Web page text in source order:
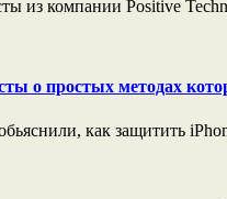
из компании Positive
о простых методах
как защитить